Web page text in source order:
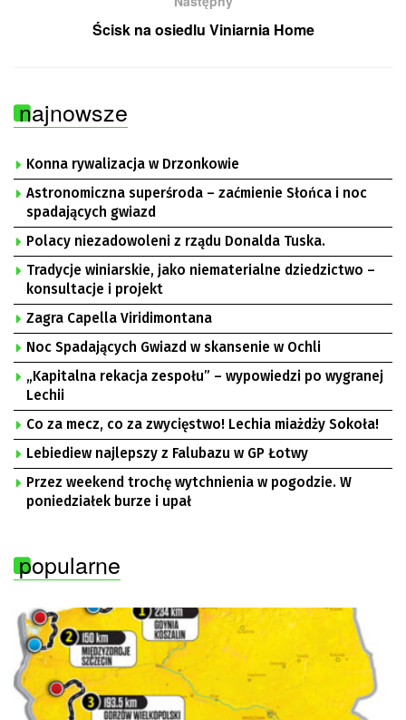
Ścisk na osiedlu Viniarnia Home
najnowsze
Konna rywalizacja w Drzonkowie
Astronomiczna superśroda – zaćmienie Słońca i noc
spadających gwiazd
Polacy niezadowoleni z rządu Donalda Tuska.
Tradycje winiarskie, jako niematerialne dziedzictwo –
konsultacje i projekt
Zagra Capella Viridimontana
Noc Spadających Gwiazd w skansenie w Ochli
„Kapitalna rekacja zespołu” – wypowiedzi po wygranej
Lechii
Co za mecz, co za zwycięstwo! Lechia miażdży Sokoła!
Lebiediew najlepszy z Falubazu w GP Łotwy
Przez weekend trochę wytchnienia w pogodzie. W
poniedziałek burze i upał
popularne